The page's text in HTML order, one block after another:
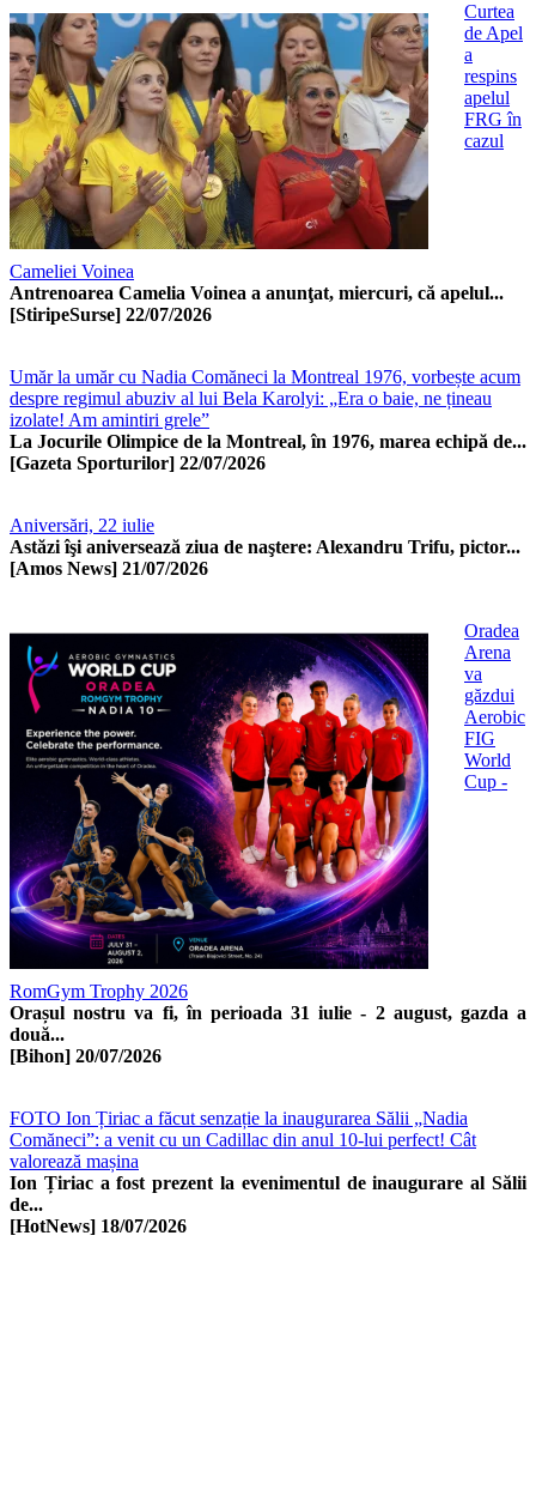
Curtea
de Apel
a
respins
apelul
FRG în
cazul
Cameliei Voinea
Antrenoarea Camelia Voinea a anunţat, miercuri, că apelul...
[StiripeSurse] 22/07/2026
Umăr la umăr cu Nadia Comăneci la Montreal 1976, vorbește acum
despre regimul abuziv al lui Bela Karolyi: „Era o baie, ne țineau
izolate! Am amintiri grele”
La Jocurile Olimpice de la Montreal, în 1976, marea echipă de...
[Gazeta Sporturilor] 22/07/2026
Aniversări, 22 iulie
Astăzi îşi aniversează ziua de naştere: Alexandru Trifu, pictor...
[Amos News] 21/07/2026
Oradea
Arena
va
găzdui
Aerobic
FIG
World
Cup -
RomGym Trophy 2026
Orașul nostru va fi, în perioada 31 iulie - 2 august, gazda a
două...
[Bihon] 20/07/2026
FOTO Ion Țiriac a făcut senzație la inaugurarea Sălii „Nadia
Comăneci”: a venit cu un Cadillac din anul 10-lui perfect! Cât
valorează mașina
Ion Țiriac a fost prezent la evenimentul de inaugurare al Sălii
de...
[HotNews] 18/07/2026